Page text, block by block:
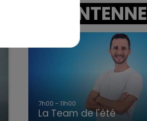
A L'ANTENNE
7h00 - 11h00
La Team de l'été